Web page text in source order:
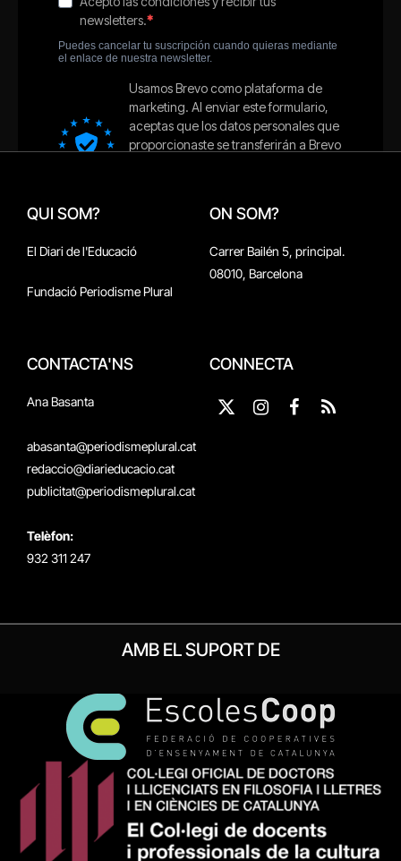
QUI SOM?
El Diari de l'Educació
Fundació Periodisme Plural
ON SOM?
Carrer Bailén 5, principal.
08010, Barcelona
CONTACTA'NS
Ana Basanta
abasanta@periodismeplural.cat
redaccio@diarieducacio.cat
publicitat@periodismeplural.cat
Telèfon:
932 311 247
CONNECTA
X
InstagramFacebook
RSS
AMB EL SUPORT DE